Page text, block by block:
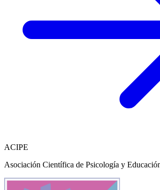
ACIPE
Asociación Científica de Psicología y